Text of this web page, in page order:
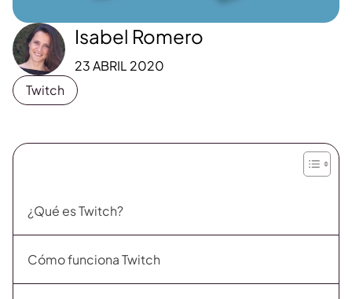
Isabel Romero
23 ABRIL 2020
Twitch
¿Qué es Twitch?
Cómo funciona Twitch